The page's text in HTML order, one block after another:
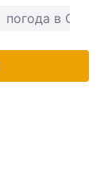
погода в Одесі